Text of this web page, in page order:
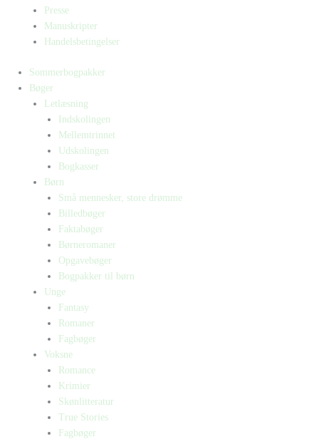
Presse
Manuskripter
Handelsbetingelser
Sommerbogpakker
Bøger
Letlæsning
Indskolingen
Mellemtrinnet
Udskolingen
Bogkasser
Børn
Små mennesker, store drømme
Billedbøger
Faktabøger
Børneromaner
Opgavebøger
Bogpakker til børn
Unge
Fantasy
Romaner
Fagbøger
Voksne
Romance
Krimier
Skønlitteratur
True Stories
Fagbøger